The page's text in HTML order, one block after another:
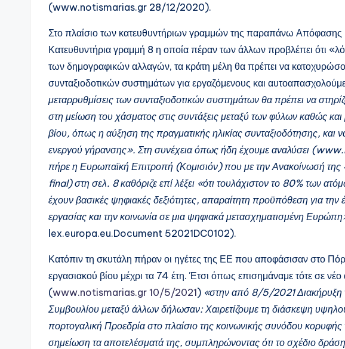
(www.notismarias.gr 28/12/2020).
Στο πλαίσιο των κατευθυντήριων γραμμών της παραπάνω Απόφασης
Κατευθυντήρια γραμμή 8 η οποία πέραν των άλλων προβλέπει ότι
των δημογραφικών αλλαγών, τα κράτη μέλη θα πρέπει να
συνταξιοδοτικών συστημάτων για εργαζόμενους και
μεταρρυθμίσεις των συνταξιοδοτικών συστημάτων θα πρέπει να
στη μείωση του χάσματος στις συντάξεις μεταξύ των φύλων καθώς
βίου, όπως η αύξηση της πραγματικής ηλικίας συνταξιοδότησης, και
ενεργού γήρανσης». Στη συνέχεια όπως ήδη έχουμε αναλύσει
πήρε η Ευρωπαϊκή Επιτροπή (Κομισιόν) που με την Ανακοίνωσή
final) στη σελ. 8 καθόριζε επί λέξει «ότι τουλάχιστον το 80% των
έχουν βασικές ψηφιακές δεξιότητες, απαραίτητη προϋπόθεση για
εργασίας και την κοινωνία σε μια ψηφιακά μετασχηματισμένη
lex.europa.eu.Document 52021DC0102).
Κατόπιν τη σκυτάλη πήραν οι ηγέτες της ΕΕ που αποφάσισαν στο
εργασιακού βίου μέχρι τα 74 έτη. Έτσι όπως επισημάναμε τότε σε
(www.notismarias.gr 10/5/2021) «στην από 8/5/2021 Διακήρυξη
Συμβουλίου μεταξύ άλλων δήλωσαν: Χαιρετίζουμε τη διάσκεψη
πορτογαλική Προεδρία στο πλαίσιο της κοινωνικής συνόδου
σημείωση τα αποτελέσματά της, συμπληρώνοντας ότι το σχέδιο